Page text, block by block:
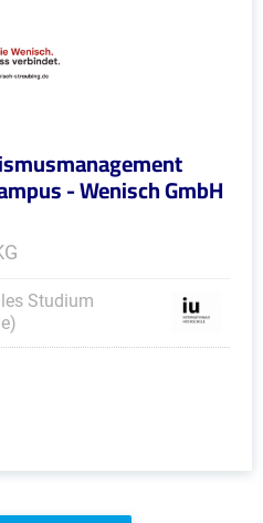
- Wenisch GmbH
Studium